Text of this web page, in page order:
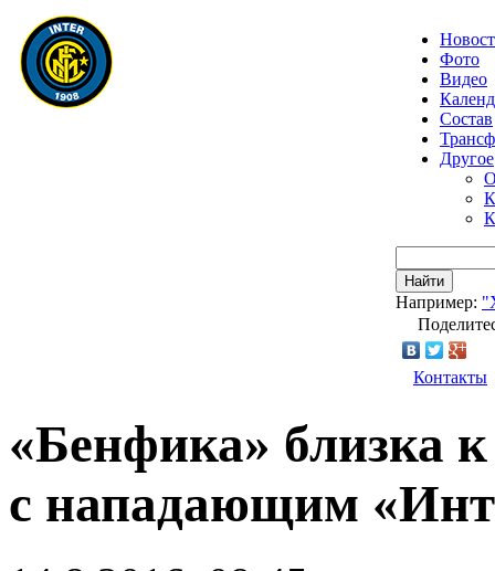
Фото
Видео
Состав
Другое
Найти
Например:
Контакты
«Бенфика» близка
с нападающим